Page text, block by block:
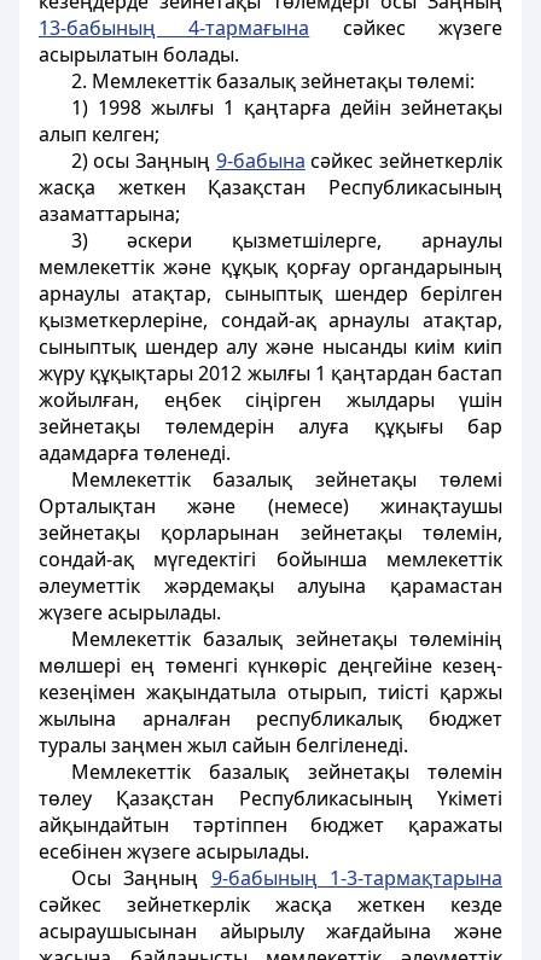
13-бабының 4-тармағына сәйкес жүзеге
асырылатын болады.
2. Мемлекеттік базалық зейнетақы төлемi:
1) 1998 жылғы 1 қаңтарға дейiн зейнетақы
алып келген;
2) осы Заңның 9-бабына сәйкес зейнеткерлік
жасқа жеткен Қазақстан Республикасының
азаматтарына;
3) әскери қызметшілерге, арнаулы
мемлекеттік және құқық қорғау органдарының
арнаулы атақтар, сыныптық шендер берілген
қызметкерлеріне, сондай-ақ арнаулы атақтар,
сыныптық шендер алу және нысанды киім киіп
жүру құқықтары 2012 жылғы 1 қаңтардан бастап
жойылған, еңбек сіңірген жылдары үшін
зейнетақы төлемдерін алуға құқығы бар
адамдарға төленеді.
Мемлекеттік базалық зейнетақы төлемi
Орталықтан және (немесе) жинақтаушы
зейнетақы қорларынан зейнетақы төлемін,
сондай-ақ мүгедектігі бойынша мемлекеттік
әлеуметтік жәрдемақы алуына қарамастан
жүзеге асырылады.
Мемлекеттік базалық зейнетақы төлемінің
мөлшері ең төменгi күнкөрiс деңгейіне кезең-
кезеңімен жақындатыла отырып, тиiстi қаржы
жылына арналған республикалық бюджет
туралы заңмен жыл сайын белгiленедi.
Мемлекеттік базалық зейнетақы төлемiн
төлеу Қазақстан Республикасының Үкіметі
айқындайтын тәртiппен бюджет қаражаты
есебiнен жүзеге асырылады.
Осы Заңның 9-бабының 1-3-тармақтарына
сәйкес зейнеткерлiк жасқа жеткен кезде
асыраушысынан айырылу жағдайына және